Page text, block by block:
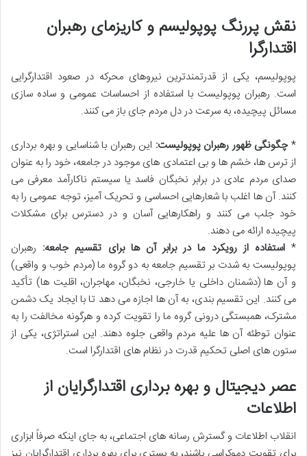
نقش پررنگ پوپولیسم و کاریزمای رهبران
اقتدارگرا
پوپولیسم، یکی از قدرتمندترین نیروهای محرکه در صعود اقتدارگرایی
است. رهبران پوپولیست با استفاده از احساسات عمومی و ساده سازی
مسائل پیچیده، به سرعت در دل مردم جای باز می کنند.
*چگونگی ظهور رهبران پوپولیست: این رهبران با شناسایی و بهره برداری
از ترس ها، خشم ها و بی اعتمادی های موجود در جامعه، خود را به عنوان
صدای مردم عادی در برابر نخبگان فاسد یا سیستم ناکارآمد معرفی می
کنند. آن ها اغلب با شعارهایی احساسی و تحریک آمیز، توجه عمومی را به
خود جلب می کنند و راهکارهایی آسان و در دسترس برای مشکلات
پیچیده ارائه می دهند.
*استفاده از رویکرد ما در برابر آن ها برای تقسیم جامعه: رهبران
پوپولیست به شدت بر تقسیم جامعه به دو گروه ما (مردم خوب و واقعی)
و آن ها (دشمنان داخلی یا خارجی، نخبگان، مهاجران، اقلیت ها) تأکید
می کنند. این تقسیم بندی، به آن ها اجازه می دهد تا با ایجاد یک دشمن
مشترک، همبستگی درونی گروه ما را تقویت کرده و هرگونه مخالفت را به
عنوان توطئه آن ها علیه مردم واقعی جلوه دهند. این استراتژی، یکی از
ستون های اصلی تحکیم قدرت در نظام های اقتدارگرا است.
عصر دیجیتال و بهره برداری اقتدارگرایان از
اطلاعات
انقلاب اطلاعات و گسترش رسانه های اجتماعی، به جای اینکه صرفاً ابزاری